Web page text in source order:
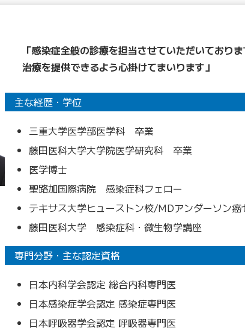
「感染症全般の診療を担当させていただいており
治療を提供できるよう心掛けてまいります」
主な経歴・学位
三重大学医学部医学科 卒業
藤田医科大学大学院医学研究科 卒業
医学博士
聖路加国際病院 感染症科フェロー
テキサス大学ヒューストン校/MDアンダーソン
藤田医科大学 感染症科・微生物学講座
専門分野・主な認定資格
日本内科学会認定 総合内科専門医
日本感染症学会認定 感染症専門医
日本呼吸器学会認定 呼吸器専門医